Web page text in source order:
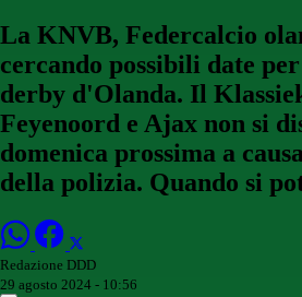
La KNVB, Federcalcio
cercando possibili date
derby d'Olanda. Il
Feyenoord e Ajax non si
domenica prossima a
della polizia. Quando si
Redazione DDD
29 agosto 2024 - 10:56